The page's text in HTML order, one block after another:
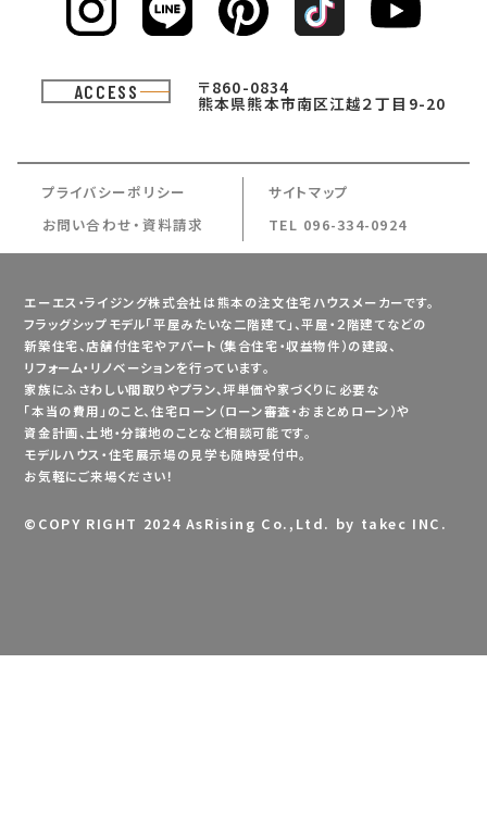
ACCESS 〒860-0834
熊本県熊本市南区江越２丁目9-20
プライバシーポリシー
サイトマップ
お問い合わせ・資料請求
TEL 096-334-0924
エーエス・ライジング株式会社は熊本の注文住宅ハウスメーカーです。
フラッグシップモデル「平屋みたいな二階建て」、平屋・２階建てなどの
新築住宅、店舗付住宅やアパート（集合住宅・収益物件）の建設、
リフォーム・リノベーションを行っています。
家族にふさわしい間取りやプラン、坪単価や家づくりに必要な
「本当の費用」のこと、住宅ローン（ローン審査・おまとめローン）や
資金計画、土地・分譲地のことなど相談可能です。
モデルハウス・住宅展示場の見学も随時受付中。
お気軽にご来場ください！
© COPY RIGHT 2024 AsRising Co.,Ltd. by takec INC.